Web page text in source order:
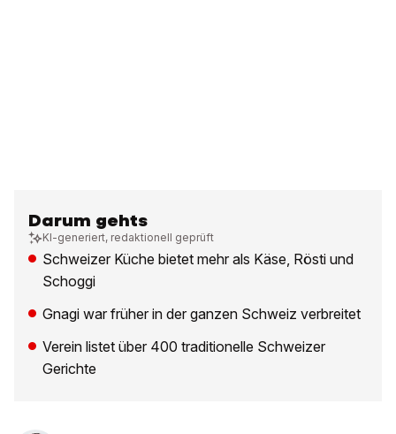
Darum gehts
KI-generiert, redaktionell geprüft
Schweizer Küche bietet mehr als Käse, Rösti und
Schoggi
Gnagi war früher in der ganzen Schweiz verbreitet
Verein listet über 400 traditionelle Schweizer
Gerichte